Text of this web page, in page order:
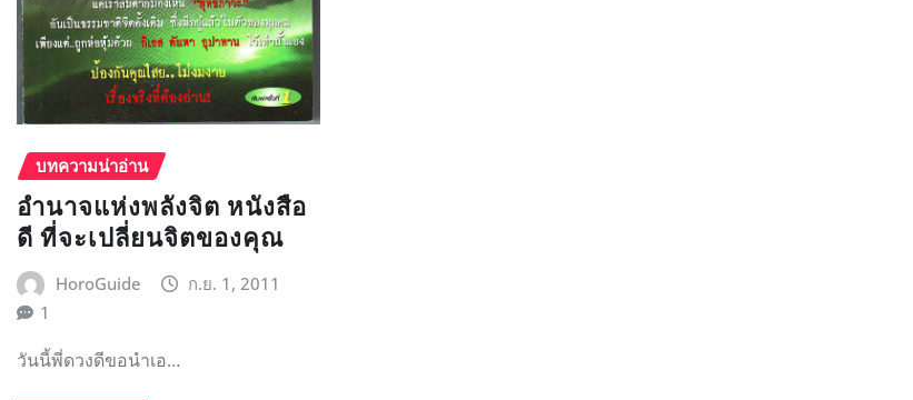
บทความน่าอ่าน
อำนาจแห่งพลังจิต หนังสือ
ดี ที่จะเปลี่ยนจิตของคุณ
HoroGuide
ก.ย. 1, 2011
1
วันนี้พี่ดวงดีขอนำเอ…